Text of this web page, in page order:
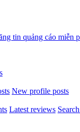
New profile posts
Latest reviews